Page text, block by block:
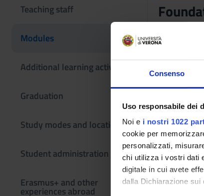
Consenso
Uso responsabile dei
Noi e i nostri 1022
cookie per
personalizzati,
chi utilizza i vostri dati
digitale in cui avete
dalla Dichiarazione
Teaching staff
Modules
Additional learning activities
Graduation
Study modes and locations
Student administration
Erasmus+ and other
experiences abroad
4S02789
Coordinator
Massimo Merro
Credits
6